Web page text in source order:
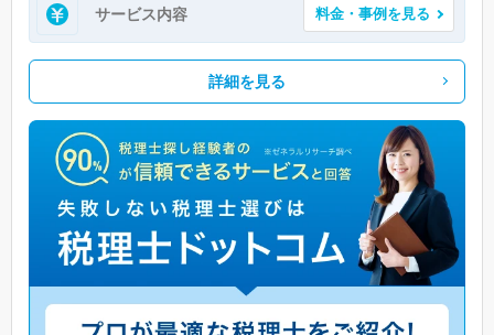
サービス内容 料金・事例を見る
詳細を見る